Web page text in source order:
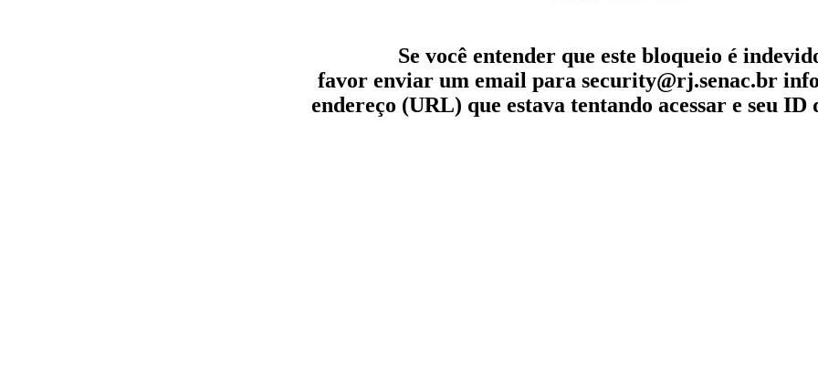
Se você entender que este bloqueio é
favor enviar um email para security@rj.senac.br
endereço (URL) que estava tentando acessar e seu ID